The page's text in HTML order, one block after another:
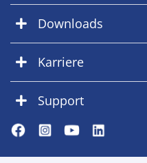
Downloads
Karriere
Support